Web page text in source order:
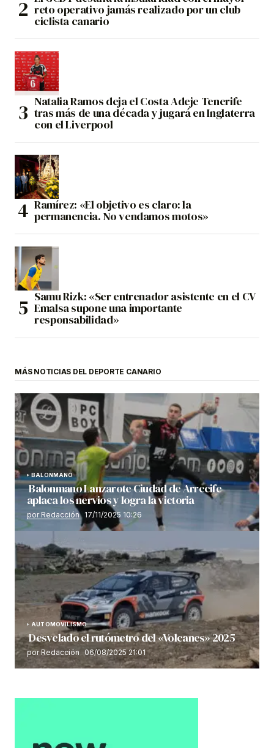
reto operativo jamás realizado por un club
ciclista canario
Natalia Ramos deja el Costa Adeje Tenerife
tras más de una década y jugará en Inglaterra
con el Liverpool
Ramírez: «El objetivo es claro: la
permanencia. No vendamos motos»
Samu Rizk: «Ser entrenador asistente en el CV
Emalsa supone una importante
responsabilidad»
MÁS NOTICIAS DEL DEPORTE CANARIO
BALONMANO
Balonmano Lanzarote Ciudad de Arrecife
aplaca los nervios y logra la victoria
por Redacción 17/11/2025 10:26
AUTOMOVILISMO
Desvelado el rutómetro del «Volcanes» 2025
por Redacción 06/08/2025 21:01